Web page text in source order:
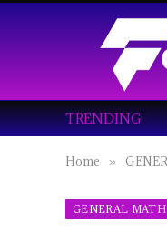
TRENDING
Home »
GENERAL MATH